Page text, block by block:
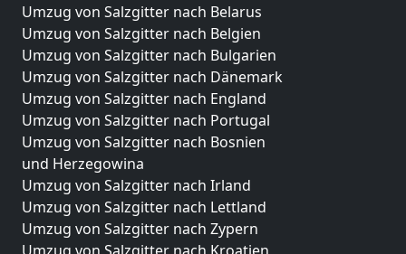
Umzug von Salzgitter nach Belarus
Umzug von Salzgitter nach Belgien
Umzug von Salzgitter nach Bulgarien
Umzug von Salzgitter nach Dänemark
Umzug von Salzgitter nach England
Umzug von Salzgitter nach Portugal
Umzug von Salzgitter nach Bosnien
und Herzegowina
Umzug von Salzgitter nach Irland
Umzug von Salzgitter nach Lettland
Umzug von Salzgitter nach Zypern
Umzug von Salzgitter nach Kroatien